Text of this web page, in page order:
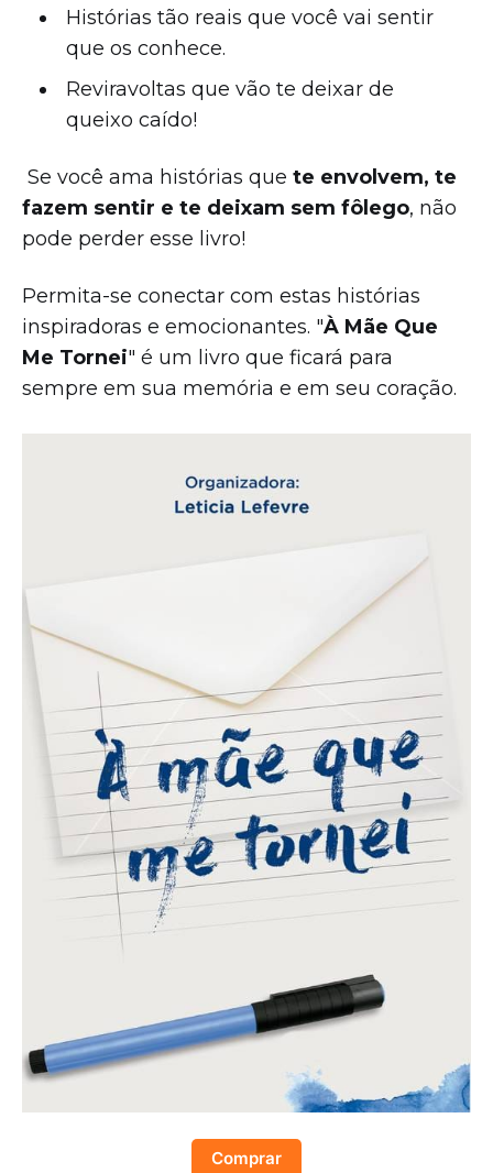
Histórias tão reais que você vai sentir
que os conhece.
Reviravoltas que vão te deixar de
queixo caído!
Se você ama histórias que te envolvem, te
fazem sentir e te deixam sem fôlego, não
pode perder esse livro!
Permita-se conectar com estas histórias
inspiradoras e emocionantes. "À Mãe Que
Me Tornei" é um livro que ficará para
sempre em sua memória e em seu coração.
Comprar